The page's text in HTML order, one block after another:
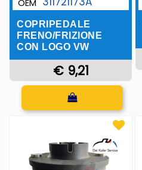
OEM
COPRIPEDALE
FRENO/FRIZIONE
CON LOGO VW
€ 9,21
Quantità